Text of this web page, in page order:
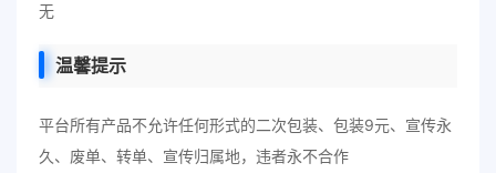
无
温馨提示
平台所有产品不允许任何形式的二次包装、包装9元、宣传永
久、废单、转单、宣传归属地，违者永不合作